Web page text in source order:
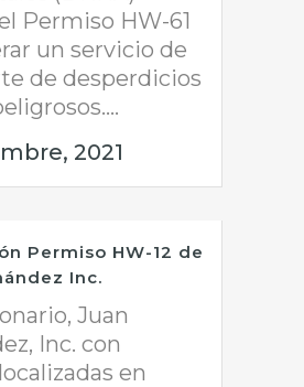
Permiso HW-61
un servicio de
de desperdicios
2021
Permiso HW-12 de
Inc.
Juan
Inc. con
en